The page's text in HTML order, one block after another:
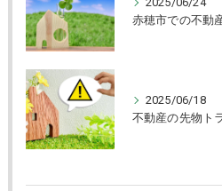
2025/06/18